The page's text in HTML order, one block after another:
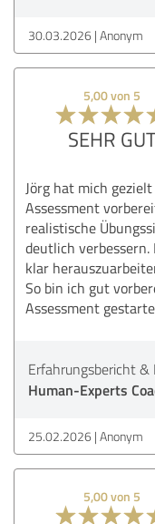
30.03.2026 Anonym
5,00 von 5
SEHR
Jörg hat mich
Assessment
realistische
deutlich
klar
So bin ich gut
Assessment
Erfahrungsbericht &
Human-Experts
25.02.2026 Anonym
5,00 von 5